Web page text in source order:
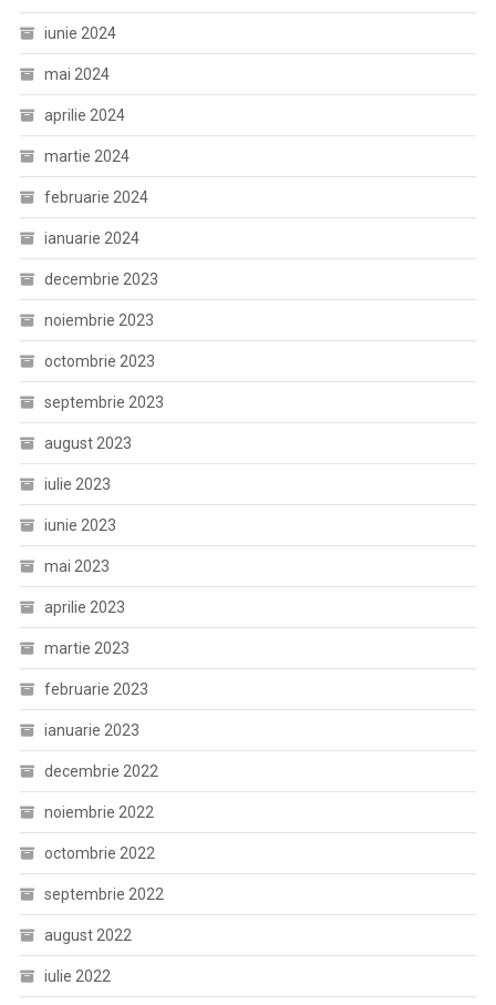
iunie 2024
mai 2024
aprilie 2024
martie 2024
februarie 2024
ianuarie 2024
decembrie 2023
noiembrie 2023
octombrie 2023
septembrie 2023
august 2023
iulie 2023
iunie 2023
mai 2023
aprilie 2023
martie 2023
februarie 2023
ianuarie 2023
decembrie 2022
noiembrie 2022
octombrie 2022
septembrie 2022
august 2022
iulie 2022